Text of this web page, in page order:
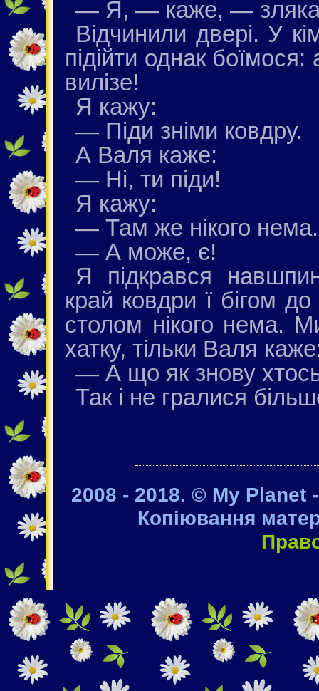
— Я, — каже, —
Відчинили двері. У
підійти однак
вилізе!
Я кажу:
— Піди зніми ковдру.
А Валя каже:
— Ні, ти піди!
Я кажу:
— Там же нікого нема.
— А може, є!
Я підкрався
край ковдри ї бігом
столом нікого нема.
хатку, тільки Валя
— А що як знову
Так і не гралися
2008 - 2018. © My Planet
Копіювання